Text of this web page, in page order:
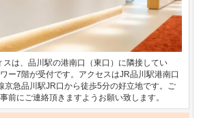
は、品川駅の港南口（東口）に隣接してい
ー7階が受付です。アクセスはJR品川駅港南口
京急品川駅JR口から徒歩5分の好立地です。ご
前にご連絡頂きますようお願い致します。